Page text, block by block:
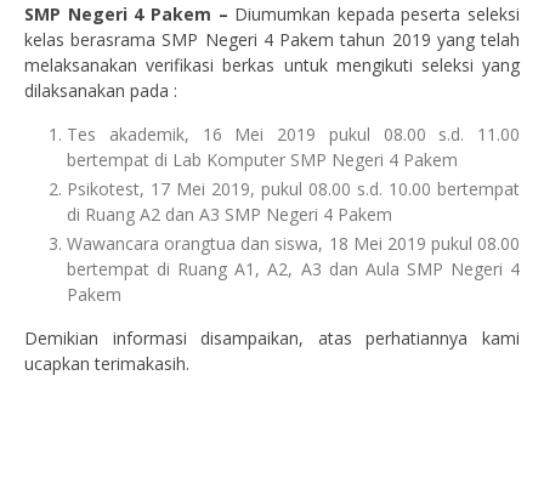
SMP Negeri 4 Pakem – Diumumkan kepada peserta seleksi
kelas berasrama SMP Negeri 4 Pakem tahun 2019 yang telah
melaksanakan verifikasi berkas untuk mengikuti seleksi yang
dilaksanakan pada :
Tes akademik, 16 Mei 2019 pukul 08.00 s.d. 11.00
bertempat di Lab Komputer SMP Negeri 4 Pakem
Psikotest, 17 Mei 2019, pukul 08.00 s.d. 10.00 bertempat
di Ruang A2 dan A3 SMP Negeri 4 Pakem
Wawancara orangtua dan siswa, 18 Mei 2019 pukul 08.00
bertempat di Ruang A1, A2, A3 dan Aula SMP Negeri 4
Pakem
Demikian informasi disampaikan, atas perhatiannya kami
ucapkan terimakasih.